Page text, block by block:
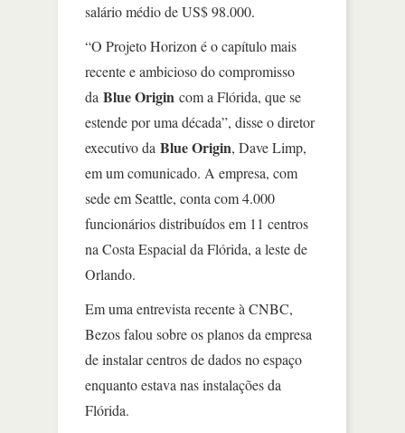
salário médio de US$ 98.000.
“O Projeto Horizon é o capítulo mais
recente e ambicioso do compromisso
da Blue Origin com a Flórida, que se
estende por uma década”, disse o diretor
executivo da Blue Origin, Dave Limp,
em um comunicado. A empresa, com
sede em Seattle, conta com 4.000
funcionários distribuídos em 11 centros
na Costa Espacial da Flórida, a leste de
Orlando.
Em uma entrevista recente à CNBC,
Bezos falou sobre os planos da empresa
de instalar centros de dados no espaço
enquanto estava nas instalações da
Flórida.